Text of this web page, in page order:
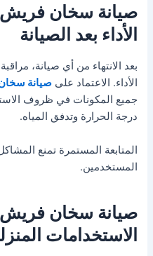
صيانة سخان فريش
الأداء بعد الصيانة
بعد الانتهاء من أي صيانة،
الأداء. الاعتماد علىصيانة
جميع المكونات في ظروف
درجة الحرارة وتدفق المياه.
المتابعة المستمرة تمنع
المستخدمين.
صيانة سخان
الاستخدامات